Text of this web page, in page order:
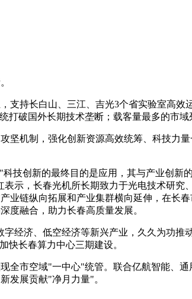
支持长白山、三江、吉光3个省实验室高
打破国外长期技术垄断；载客量最多的市
坚机制，强化创新资源高效统筹、科技力
技创新的最终目的是应用，其与产业创新
示，长春光机所长期致力于光电技术研究
业链纵向拓展和产业集群横向延伸，在长
度融合，助力长春高质量发展。
经济、低空经济等新兴产业，久久为功
快长春算力中心三期建设。
全市空域"一中心"统管。联合亿航智能、
发展贡献"净月力量"。